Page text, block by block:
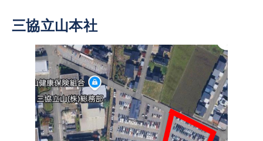
三協立山本社